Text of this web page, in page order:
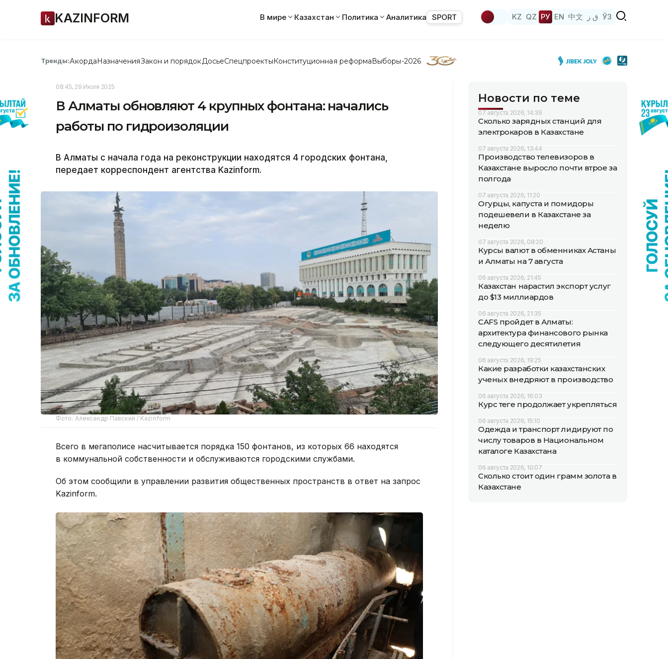
KAZINFORM В мире Казахстан Политика Аналитика SPORT KZ QZ РУ EN 中文 ق ز ЎЗ
Тренды:АкордаНазначенияЗакон и порядок ДосьеСпецпроектыКонституционная реформаВыборы-2026
08:45, 29 Июля 2025
В Алматы обновляют 4 крупных фонтана: начались
работы по гидроизоляции
В Алматы с начала года на реконструкции находятся 4 городских фонтана,
передает корреспондент агентства Kazinform.
Фото: Александр Павский / Kazinform
Всего в мегаполисе насчитывается порядка 150 фонтанов, из которых 66 находятся
в коммунальной собственности и обслуживаются городскими службами.
Об этом сообщили в управлении развития общественных пространств в ответ на запрос
Kazinform.
Новости по теме
07 августа 2026, 14:39
Сколько зарядных станций для
электрокаров в Казахстане
07 августа 2026, 13:44
Производство телевизоров в
Казахстане выросло почти втрое за
полгода
07 августа 2026, 11:20
Огурцы, капуста и помидоры
подешевели в Казахстане за
неделю
07 августа 2026, 08:20
Курсы валют в обменниках Астаны
и Алматы на 7 августа
06 августа 2026, 21:45
Казахстан нарастил экспорт услуг
до $13 миллиардов
06 августа 2026, 21:35
CAFS пройдет в Алматы:
архитектура финансового рынка
следующего десятилетия
06 августа 2026, 19:25
Какие разработки казахстанских
ученых внедряют в производство
06 августа 2026, 16:03
Курс теңге продолжает укрепляться
06 августа 2026, 15:10
Одежда и транспорт лидируют по
числу товаров в Национальном
каталоге Казахстана
06 августа 2026, 10:07
Сколько стоит один грамм золота в
Казахстане